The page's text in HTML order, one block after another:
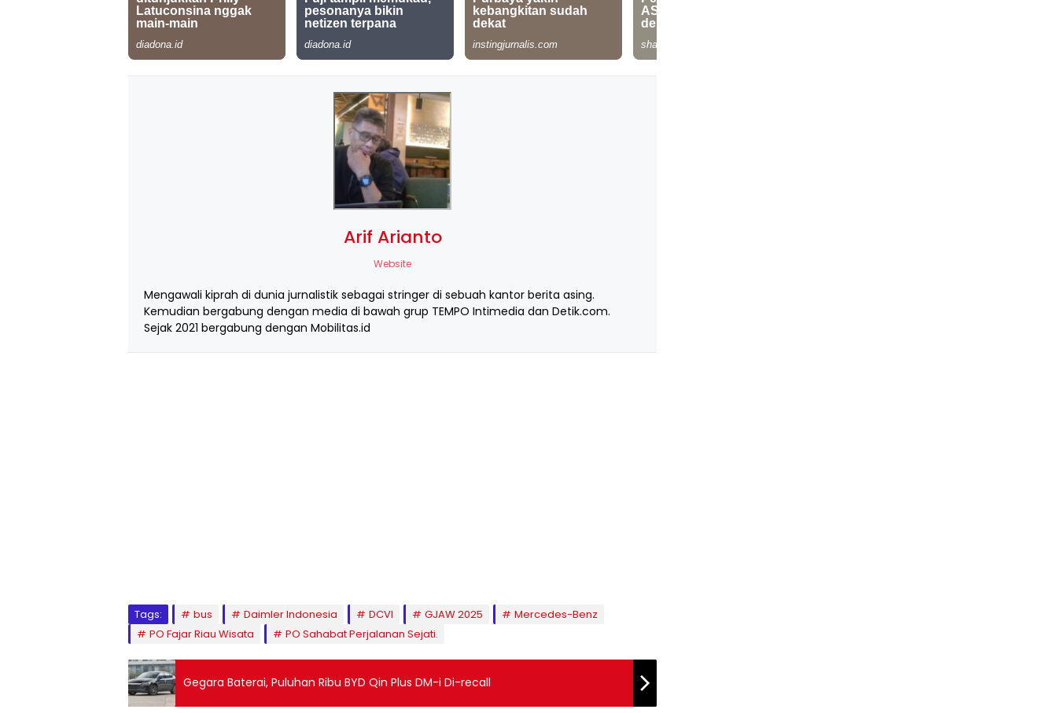
Arif Arianto
Website
Mengawali kiprah di dunia jurnalistik sebagai stringer di sebuah kantor berita asing.
Kemudian bergabung dengan media di bawah grup TEMPO Intimedia dan Detik.com.
Sejak 2021 bergabung dengan Mobilitas.id
Tags: bus Daimler Indonesia DCVI GJAW 2025
Mercedes-Benz
PO Fajar Riau Wisata
PO Sahabat Perjalanan Sejati.
Gegara Baterai, Puluhan Ribu BYD Qin Plus DM-i Di-recall